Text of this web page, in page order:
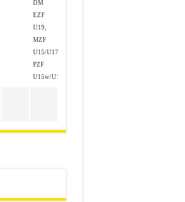
DM
EZF
U19,
MZF
U15/U17,
PZF
U15w/U17w